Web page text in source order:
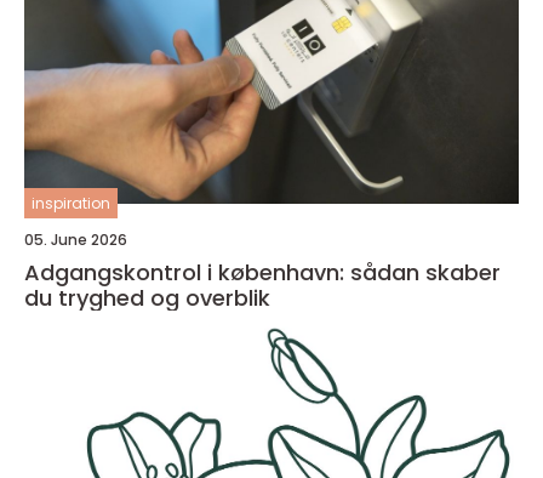
inspiration
05. June 2026
Adgangskontrol i københavn: sådan skaber
du tryghed og overblik